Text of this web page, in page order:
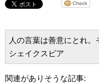
人の言葉は善意にとれ。
関連がありそうな記事: